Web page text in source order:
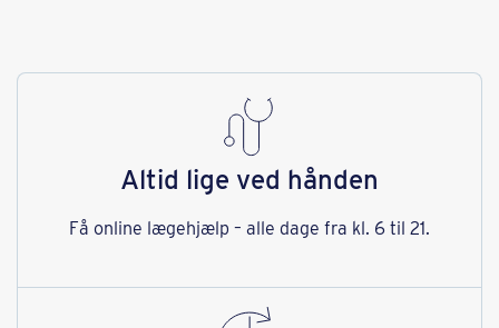
Altid lige ved hånden
Få online lægehjælp – alle dage fra kl. 6 til 21.